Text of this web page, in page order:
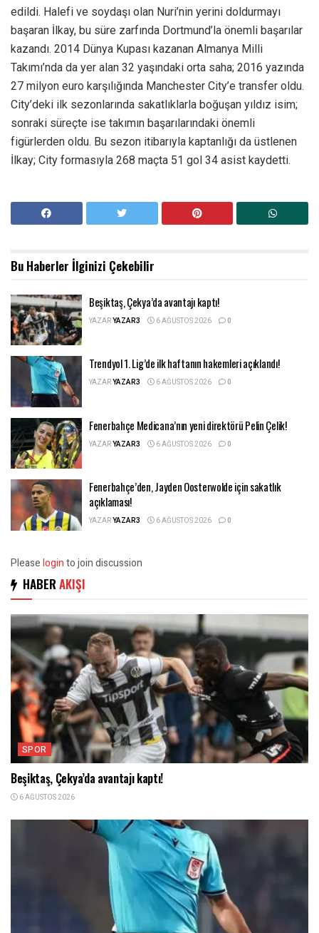
edildi. Halefi ve soydaşı olan Nuri’nin yerini doldurmayı
başaran İlkay, bu süre zarfında Dortmund’la önemli başarılar
kazandı. 2014 Dünya Kupası kazanan Almanya Milli
Takımı’nda da yer alan 32 yaşındaki orta saha; 2016 yazında
27 milyon euro karşılığında Manchester City’e transfer oldu.
City’deki ilk sezonlarında sakatlıklarla boğuşan yıldız isim;
sonraki süreçte ise takımın başarılarındaki önemli
figürlerden oldu. Bu sezon itibarıyla kaptanlığı da üstlenen
İlkay; City formasıyla 268 maçta 51 gol 34 asist kaydetti.
Bu Haberler İlginizi Çekebilir
Beşiktaş, Çekya’da avantajı kaptı!
YAZARYAZAR3 6 AĞUSTOS 2026 0
Trendyol 1. Lig’de ilk haftanın hakemleri açıklandı!
YAZARYAZAR3 6 AĞUSTOS 2026 0
Fenerbahçe Medicana’nın yeni direktörü Pelin Çelik!
YAZARYAZAR3 6 AĞUSTOS 2026 0
Fenerbahçe’den, Jayden Oosterwolde için sakatlık
açıklaması!
YAZARYAZAR3 6 AĞUSTOS 2026 0
Pleaseloginto join discussion
HABER AKIŞI
SPOR
Beşiktaş, Çekya’da avantajı kaptı!
6 AĞUSTOS 2026